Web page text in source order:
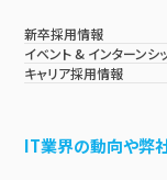
新卒採用情報
イベント & インターンシ
キャリア採用情報
IT業界の動向や弊